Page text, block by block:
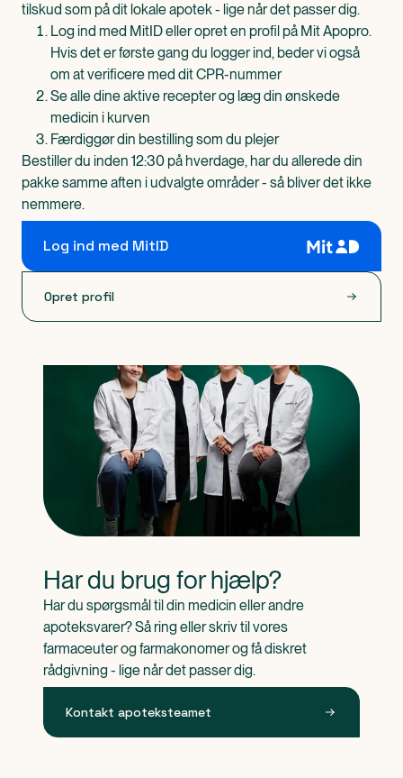
tilskud som på dit lokale apotek - lige når det passer dig.
Log ind med MitID eller opret en profil på Mit Apopro.
Hvis det er første gang du logger ind, beder vi også
om at verificere med dit CPR-nummer
Se alle dine aktive recepter og læg din ønskede
medicin i kurven
Færdiggør din bestilling som du plejer
Bestiller du inden 12:30 på hverdage, har du allerede din
pakke samme aften i udvalgte områder - så bliver det ikke
nemmere.
Log ind med MitID
Opret profil
Har du brug for hjælp?
Har du spørgsmål til din medicin eller andre
apoteksvarer? Så ring eller skriv til vores
farmaceuter og farmakonomer og få diskret
rådgivning - lige når det passer dig.
Kontakt apoteksteamet